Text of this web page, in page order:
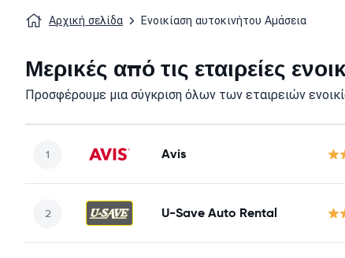
Αρχική σελίδα Ενοικίαση αυτοκινήτου Αμάσεια
Μερικές από τις εταιρείες
Προσφέρουμε μια σύγκριση όλων των εταιρειών
Avis
U-Save Auto Rental